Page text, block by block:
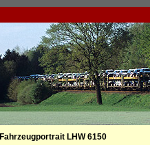
Fahrzeugportrait LHW 6150